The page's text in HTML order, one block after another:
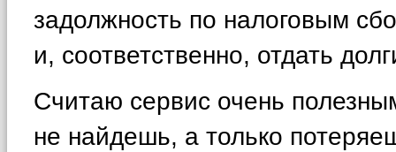
задолжность по налоговым
и, соответственно, отдать
Считаю сервис очень
не найдешь, а только